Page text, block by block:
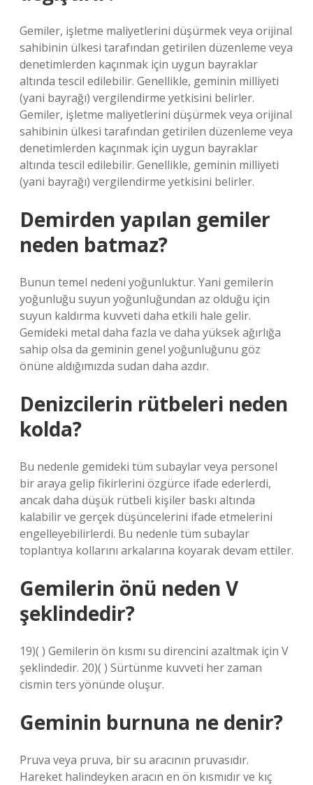
Gemiler, işletme maliyetlerini düşürmek veya orijinal
sahibinin ülkesi tarafından getirilen düzenleme veya
denetimlerden kaçınmak için uygun bayraklar
altında tescil edilebilir. Genellikle, geminin milliyeti
(yani bayrağı) vergilendirme yetkisini belirler.
Gemiler, işletme maliyetlerini düşürmek veya orijinal
sahibinin ülkesi tarafından getirilen düzenleme veya
denetimlerden kaçınmak için uygun bayraklar
altında tescil edilebilir. Genellikle, geminin milliyeti
(yani bayrağı) vergilendirme yetkisini belirler.
Demirden yapılan gemiler
neden batmaz?
Bunun temel nedeni yoğunluktur. Yani gemilerin
yoğunluğu suyun yoğunluğundan az olduğu için
suyun kaldırma kuvveti daha etkili hale gelir.
Gemideki metal daha fazla ve daha yüksek ağırlığa
sahip olsa da geminin genel yoğunluğunu göz
önüne aldığımızda sudan daha azdır.
Denizcilerin rütbeleri neden
kolda?
Bu nedenle gemideki tüm subaylar veya personel
bir araya gelip fikirlerini özgürce ifade ederlerdi,
ancak daha düşük rütbeli kişiler baskı altında
kalabilir ve gerçek düşüncelerini ifade etmelerini
engelleyebilirlerdi. Bu nedenle tüm subaylar
toplantıya kollarını arkalarına koyarak devam ettiler.
Gemilerin önü neden V
şeklindedir?
19)( ) Gemilerin ön kısmı su direncini azaltmak için V
şeklindedir. 20)( ) Sürtünme kuvveti her zaman
cismin ters yönünde oluşur.
Geminin burnuna ne denir?
Pruva veya pruva, bir su aracının pruvasıdır.
Hareket halindeyken aracın en ön kısmıdır ve kıç